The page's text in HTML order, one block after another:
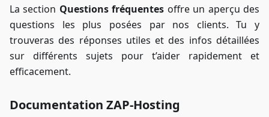
La section Questions fréquentes offre un aperçu des
questions les plus posées par nos clients. Tu y
trouveras des réponses utiles et des infos détaillées
sur différents sujets pour t’aider rapidement et
efficacement.
Documentation ZAP-Hosting